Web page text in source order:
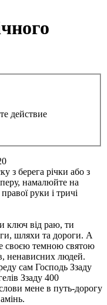
действие
з берега річки або з
намалюйте на
руки і тричі
ключ від раю, ти
шляхи та дороги. А
своєю темною святою
ненависних людей.
сам Господь Ззаду
Ззаду 400
мене в путь-дорогу